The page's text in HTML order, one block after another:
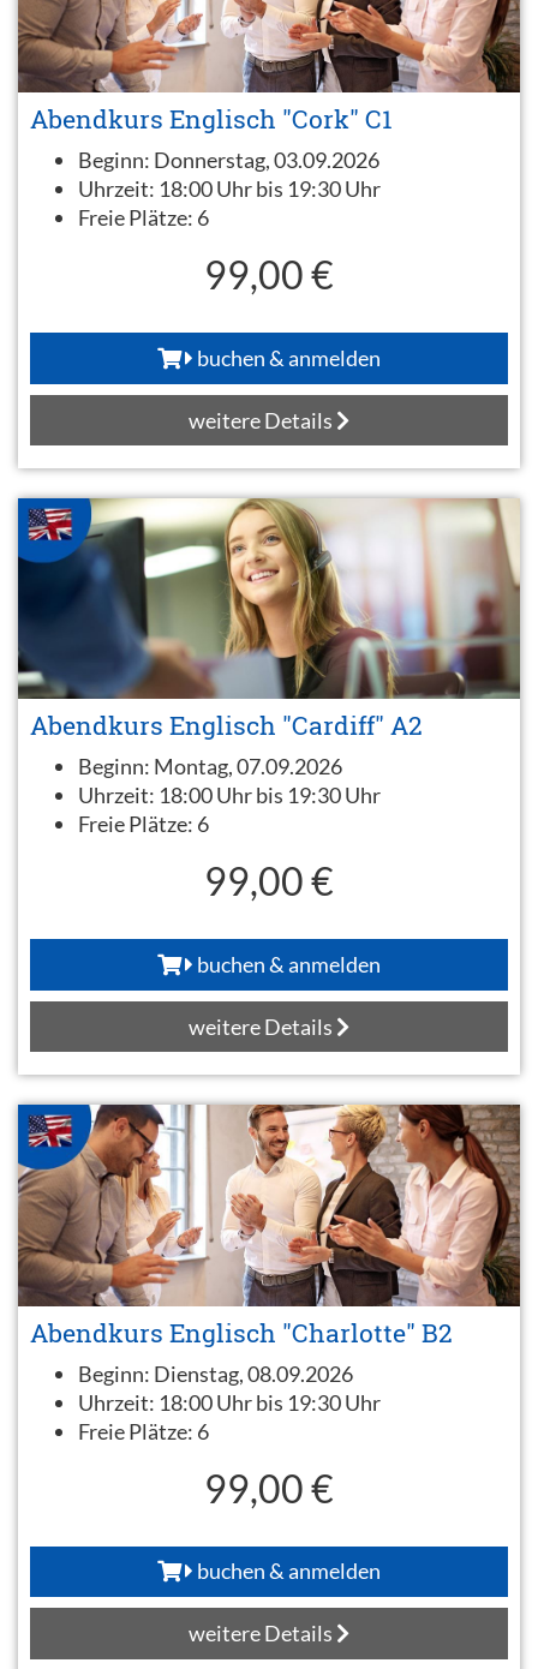
Abendkurs Englisch "Cork" C1
Beginn: Donnerstag, 03.09.2026
Uhrzeit: 18:00 Uhr bis 19:30 Uhr
Freie Plätze: 6
99,00 €
buchen & anmelden
weitere Details
Abendkurs Englisch "Cardiff" A2
Beginn: Montag, 07.09.2026
Uhrzeit: 18:00 Uhr bis 19:30 Uhr
Freie Plätze: 6
99,00 €
buchen & anmelden
weitere Details
Abendkurs Englisch "Charlotte" B2
Beginn: Dienstag, 08.09.2026
Uhrzeit: 18:00 Uhr bis 19:30 Uhr
Freie Plätze: 6
99,00 €
buchen & anmelden
weitere Details